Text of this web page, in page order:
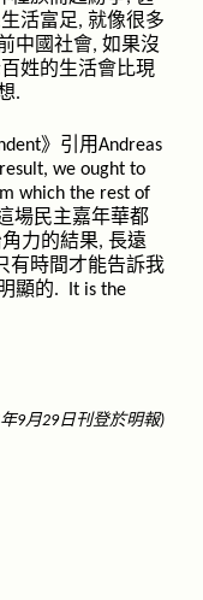
活富足, 就像很多
中國社會, 如果沒
姓的生活會比現
.
》引用Andreas
we ought to
which the rest of
場民主嘉年華都
力的結果, 長遠
有時間才能告訴我
顯的.
It is the
年9月29日刊登於明報)